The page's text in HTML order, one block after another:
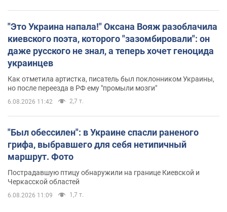
"Это Украина напала!" Оксана Вояж разоблачила
киевского поэта, которого "зазомбировали": он
даже русского не знал, а теперь хочет геноцида
украинцев
Как отметила артистка, писатель был поклонником Украины,
но после переезда в РФ ему "промыли мозги"
6.08.2026 11:42 2,7 т.
"Был обессилен": в Украине спасли раненого
грифа, выбравшего для себя нетипичный
маршрут. Фото
Пострадавшую птицу обнаружили на границе Киевской и
Черкасской областей
6.08.2026 11:09 1,7 т.